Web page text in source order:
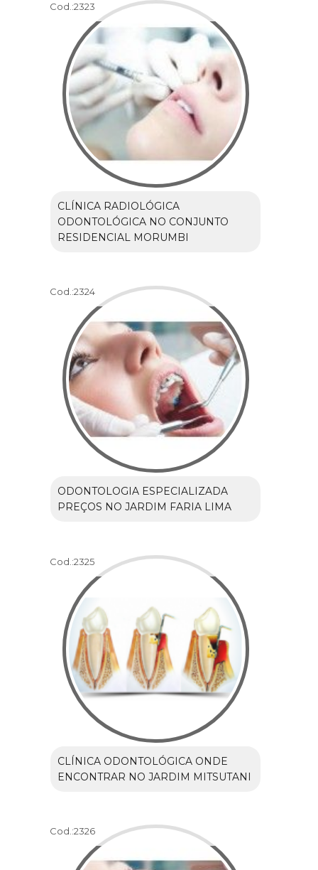
Cod.:2323
CLÍNICA RADIOLÓGICA
ODONTOLÓGICA NO CONJUNTO
RESIDENCIAL MORUMBI
Cod.:2324
ODONTOLOGIA ESPECIALIZADA
PREÇOS NO JARDIM FARIA LIMA
Cod.:2325
CLÍNICA ODONTOLÓGICA ONDE
ENCONTRAR NO JARDIM MITSUTANI
Cod.:2326